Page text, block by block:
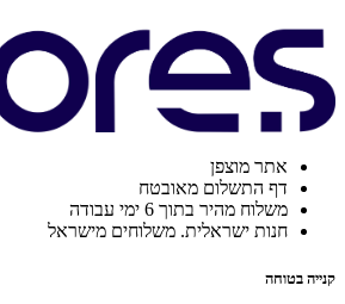
אתר מוצפן
דף התשלום מאובטח
משלוח מהיר בתוך 6 ימי עבודה
חנות ישראלית. משלוחים מישראל
קנייה בטוחה